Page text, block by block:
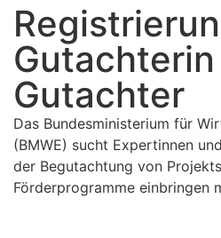
Gutachter
Das Bundesministerium für
(BMWE) sucht Expertinnen
der Begutachtung von
Förderprogramme einbringen